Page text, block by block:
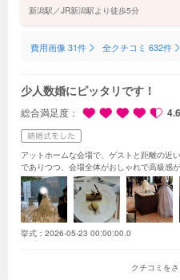
新潟駅／JR新潟駅より徒歩5分
費用画像 31件 全クチコミ 632件
少人数婚にピッタリです！
総合満足度 4.6
アットホームな会場で、ゲストと距離の近
でありつつ、会場全体がおしゃれで高級感が
の綺麗なチャペルや、庭の見える披露宴会
挙式： 2026-05-23 00:00:00.0
クチコミを